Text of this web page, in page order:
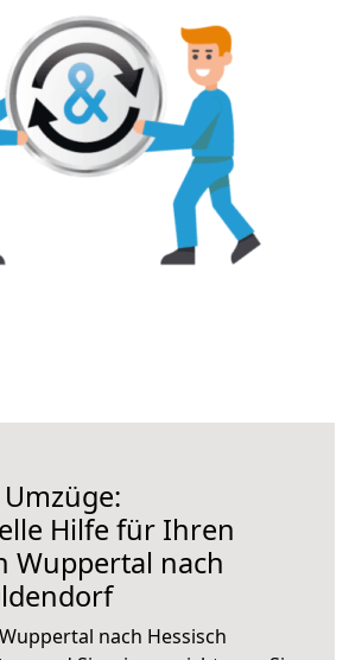
Hilfe für Ihren
Wuppertal nach
nach Hessisch